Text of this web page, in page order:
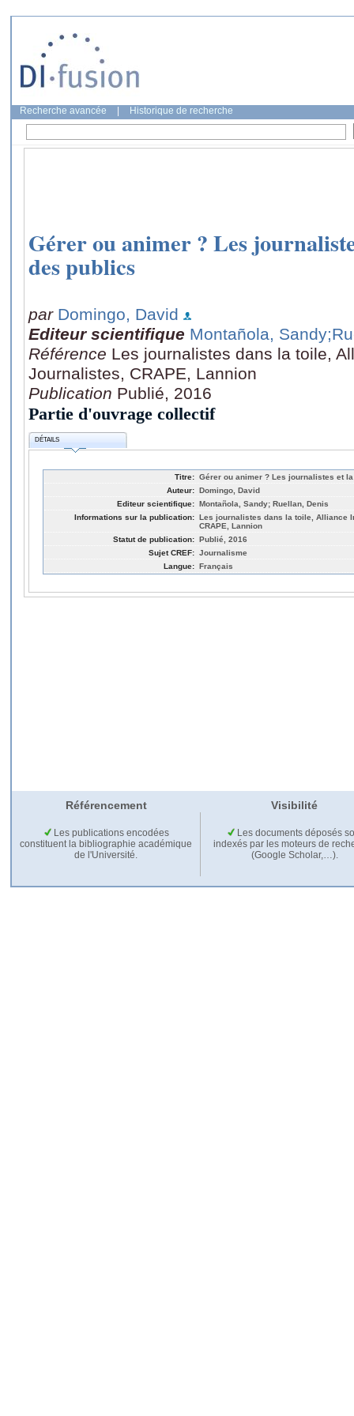
Recherche avancée Historique de recherche
Gérer ou animer ? Les
des publics
par Domingo, David
Editeur scientifique Montañola, Sandy
Référence Les journalistes dans la toile,
Journalistes, CRAPE, Lannion
Publication Publié, 2016
Partie d'ouvrage collectif
DÉTAILS
Titre: Gérer ou animer ? Les journalistes et
Auteur: Domingo, David
Editeur scientifique: Montañola, Sandy; Ruellan, Denis
Informations sur la publication: Les journalistes dans la toile, Alliance
CRAPE, Lannion
Statut de publication: Publié, 2016
Sujet CREF: Journalisme
Langue: Français
Référencement Visibilité
Les publications encodées
constituent la bibliographie académique
de l'Université.
Les documents déposés
indexés par les moteurs de
(Google Scholar,…).